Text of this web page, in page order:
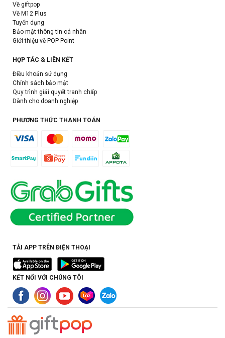
Về giftpop
Về M12 Plus
Tuyển dụng
Bảo mật thông tin cá nhân
Giới thiệu về POP Point
HỢP TÁC & LIÊN KẾT
Điều khoản sử dụng
Chính sách bảo mật
Quy trình giải quyết tranh chấp
Dành cho doanh nghiệp
PHƯƠNG THỨC THANH TOÁN
TẢI APP TRÊN ĐIỆN THOẠI
KẾT NỐI VỚI CHÚNG TÔI